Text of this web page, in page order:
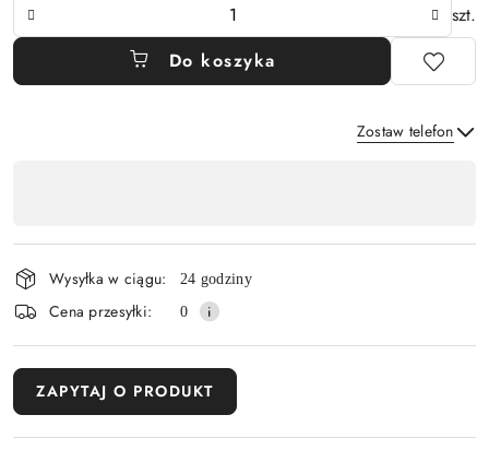
szt.
Do koszyka
Zostaw telefon
i
dostawa
Wysyłka w ciągu: 24 godziny
Cena przesyłki: 0
ZAPYTAJ O PRODUKT